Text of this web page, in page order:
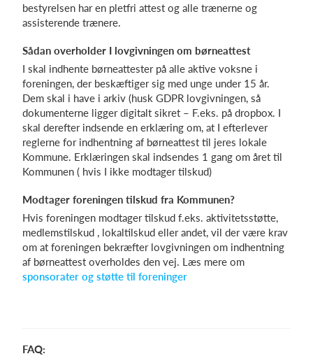
bestyrelsen har en pletfri attest og alle trænerne og
assisterende trænere.
Sådan overholder I lovgivningen om børneattest
I skal indhente børneattester på alle aktive voksne i
foreningen, der beskæftiger sig med unge under 15 år.
Dem skal i have i arkiv (husk GDPR lovgivningen, så
dokumenterne ligger digitalt sikret – F.eks. på dropbox. I
skal derefter indsende en erklæring om, at I efterlever
reglerne for indhentning af børneattest til jeres lokale
Kommune. Erklæringen skal indsendes 1 gang om året til
Kommunen ( hvis I ikke modtager tilskud)
Modtager foreningen tilskud fra Kommunen?
Hvis foreningen modtager tilskud f.eks. aktivitetsstøtte,
medlemstilskud , lokaltilskud eller andet, vil der være krav
om at foreningen bekræfter lovgivningen om indhentning
af børneattest overholdes den vej. Læs mere om
sponsorater og støtte til foreninger
FAQ: